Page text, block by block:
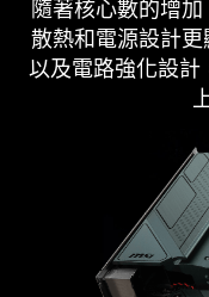
隨著核心數的增
散熱和電源設計
以及電路強化設計